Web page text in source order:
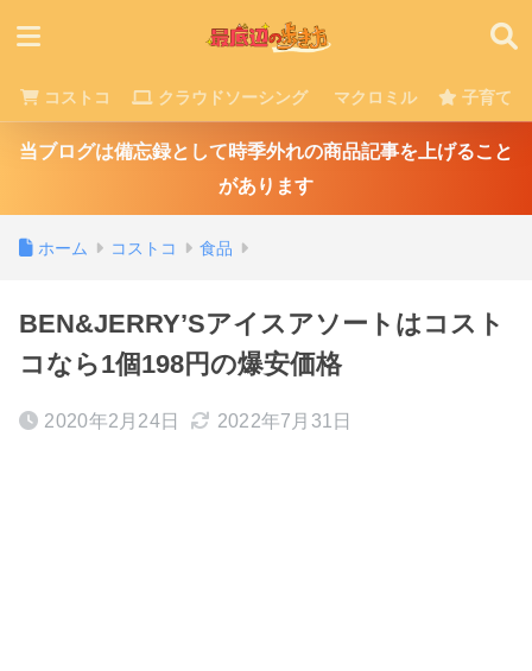
コストコ クラウドソーシング マクロミル 子育て
当ブログは備忘録として時季外れの商品記事を上げること
があります
ホーム コストコ 食品
BEN&JERRY’Sアイスアソートはコスト
コなら1個198円の爆安価格
2020年2月24日 2022年7月31日